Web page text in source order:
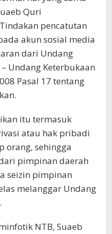
Quri
pencatutan
akun sosial media
dari Undang
Undang Keterbukaan
Pasal 17 tentang
itu termasuk
atau hak pribadi
orang, sehingga
pimpinan daerah
seizin pimpinan
melanggar Undang
NTB, Suaeb